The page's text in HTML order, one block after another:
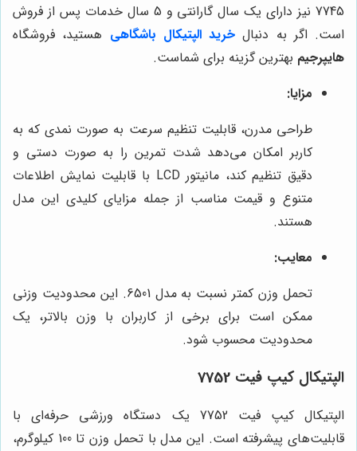
7745 نیز دارای یک سال گارانتی و 5 سال خدمات پس از فروش
است. اگر به دنبال خرید الپتیکال باشگاهی هستید، فروشگاه
هایپرجیم بهترین گزینه برای شماست.
مزایا:
طراحی مدرن، قابلیت تنظیم سرعت به صورت نمدی که به
کاربر امکان می‌دهد شدت تمرین را به صورت دستی و
دقیق تنظیم کند، مانیتور LCD با قابلیت نمایش اطلاعات
متنوع و قیمت مناسب از جمله مزایای کلیدی این مدل
هستند.
معایب:
تحمل وزن کمتر نسبت به مدل 6501. این محدودیت وزنی
ممکن است برای برخی از کاربران با وزن بالاتر، یک
محدودیت محسوب شود.
الپتیکال کیپ فیت 7752
الپتیکال کیپ فیت 7752 یک دستگاه ورزشی حرفه‌ای با
قابلیت‌های پیشرفته است. این مدل با تحمل وزن تا 100 کیلوگرم،